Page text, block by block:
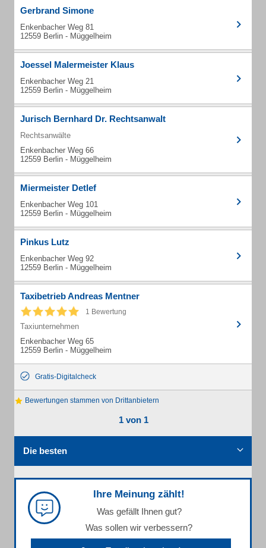
Gerbrand Simone
Enkenbacher Weg 81
12559 Berlin - Müggelheim
Joessel Malermeister Klaus
Enkenbacher Weg 21
12559 Berlin - Müggelheim
Jurisch Bernhard Dr. Rechtsanwalt
Rechtsanwälte
Enkenbacher Weg 66
12559 Berlin - Müggelheim
Miermeister Detlef
Enkenbacher Weg 101
12559 Berlin - Müggelheim
Pinkus Lutz
Enkenbacher Weg 92
12559 Berlin - Müggelheim
Taxibetrieb Andreas Mentner
1 Bewertung
Taxiunternehmen
Enkenbacher Weg 65
12559 Berlin - Müggelheim
Gratis-Digitalcheck
Bewertungen stammen von Drittanbietern
1 von 1
Die besten
Ihre Meinung zählt!
Was gefällt Ihnen gut?
Was sollen wir verbessern?